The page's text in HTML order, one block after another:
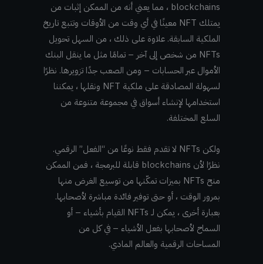
blockchains ، مما يعني أنه من الممكن إثبات من
يمتلك NFT معينًا في أي وقت من الأوقات وتتبع تاريخ
الملكية السابقة. علاوة على ذلك ، من السهل تحويل
NFTs من شخص إلى آخر – تمامًا مثل ما ينقل البنك
الأموال عبر الحسابات – ومن الصعب جدًا تزويرها. نظرًا
لسهولة المصادقة على ملكية NFT ونقلها ، يمكننا
استخدامها لإنشاء أسواق في مجموعة متنوعة من
السلع المختلفة.
ولكن NFTs لا تقدم فقط نوعًا من “الفعل” الرقمي.
نظرًا لأن blockchains قابلة للبرمجة ، فمن الممكن
منح NFTs بميزات تمكّنها من توسيع الغرض منها
بمرور الوقت ، أو حتى توفير فائدة مباشرة لأصحابها.
بعبارة أخرى ، يمكن لـ NFTs القيام بأشياء – أو
السماح لأصحابها بفعل الأشياء – في كل من
المساحات الرقمية والعالم المادي.